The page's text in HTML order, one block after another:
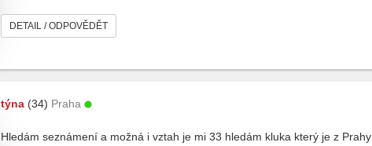
DETAIL / ODPOVĚDĚT
týna (34) Praha
Hledám seznámení a možná i vztah je mi 33 hledám kluka který je z Prahy